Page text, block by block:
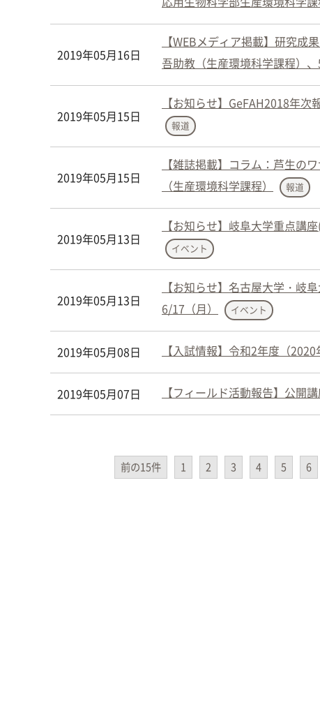
2019年05月16日
【WEBメディア掲載】研究
吾助教（生産環境科学課程）、
2019年05月15日
【お知らせ】GeFAH2018年
報道
2019年05月15日
【雑誌掲載】コラム：芦生の
（生産環境科学課程）
報道
2019年05月13日
【お知らせ】岐阜大学重点講
イベント
2019年05月13日
【お知らせ】名古屋大学・岐
6/17（月）
イベント
2019年05月08日 【入試情報】令和2年度（
2019年05月07日 【フィールド活動報告】公開
前の15件 1 2 3 4 5 6